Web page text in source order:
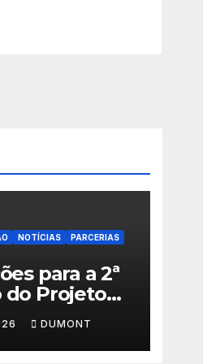
NOTÍCIAS
PARCERIAS
para a 2ª
do Projeto
Meu
Filme em
DUMONT